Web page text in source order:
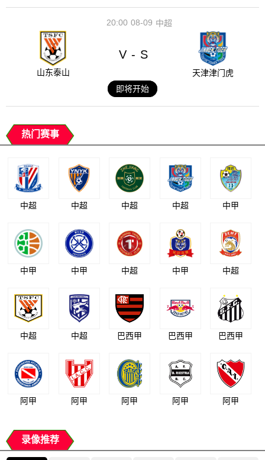
08-09
20:00 中超
山东泰山
V - S
天津津门虎
即将开始
热门赛事
中超 中超 中超 中超 中甲
中甲 中甲 中超 中甲 中超
中超 中超 巴西甲 巴西甲 巴西甲
阿甲 阿甲 阿甲 阿甲 阿甲
录像推荐